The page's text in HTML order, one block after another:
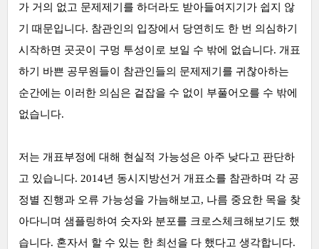
가 거의 없고 문제제기를 하더라도 받아들여지기가 쉽지 않
기 때문입니다. 참관인의 입장에서 당연히도 한 번 의심하기
시작하면 곳곳이 구멍 투성이로 보일 수 밖에 없습니다. 개표
하기 바쁜 공무원들이 참관인들의 문제제기를 귀찮아하는
순간에는 이러한 의심은 겉잡을 수 없이 부풀어오를 수 밖에
없습니다.
저는 개표부정에 대해 현실적 가능성은 아주 낮다고 판단하
고 있습니다. 2014년 동시지방선거 개표소를 참관하며 각 공
정별 진행과 오류 가능성을 가늠해보고, 나름 중요한 목을 찾
아다니며 샘플링하여 숫자와 분포를 크로스체크해보기도 했
습니다. 혼자서 할 수 있는 한 최선을 다 했다고 생각합니다.